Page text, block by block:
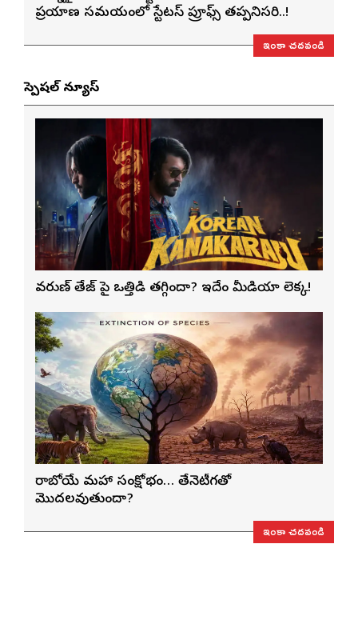
ప్రయాణ సమయంలో స్టేటస్ ప్రూఫ్స్ తప్పనిసరి..!
ఇంకా చదవండి
స్పెషల్ న్యూస్
వరుణ్ తేజ్‌ పై ఒత్తిడి తగ్గిందా? ఇదేం మీడియా లెక్క!
రాబోయే మహా సంక్షోభం… తేనెటీగతో
మొదలవుతుందా?
ఇంకా చదవండి